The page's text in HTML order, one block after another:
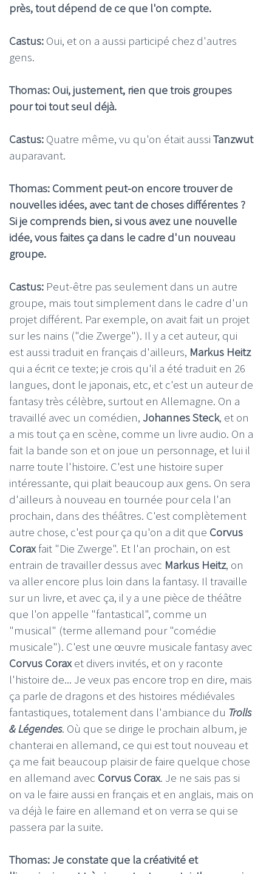
près, tout dépend de ce que l'on compte.
Castus: Oui, et on a aussi participé chez d'autres
gens.
Thomas: Oui, justement, rien que trois groupes
pour toi tout seul déjà.
Castus: Quatre même, vu qu'on était aussi Tanzwut
auparavant.
Thomas: Comment peut-on encore trouver de
nouvelles idées, avec tant de choses différentes ?
Si je comprends bien, si vous avez une nouvelle
idée, vous faites ça dans le cadre d'un nouveau
groupe.
Castus: Peut-être pas seulement dans un autre
groupe, mais tout simplement dans le cadre d'un
projet différent. Par exemple, on avait fait un projet
sur les nains ("die Zwerge"). Il y a cet auteur, qui
est aussi traduit en français d'ailleurs, Markus Heitz
qui a écrit ce texte; je crois qu'il a été traduit en 26
langues, dont le japonais, etc, et c'est un auteur de
fantasy très célèbre, surtout en Allemagne. On a
travaillé avec un comédien, Johannes Steck, et on
a mis tout ça en scène, comme un livre audio. On a
fait la bande son et on joue un personnage, et lui il
narre toute l'histoire. C'est une histoire super
intéressante, qui plait beaucoup aux gens. On sera
d'ailleurs à nouveau en tournée pour cela l'an
prochain, dans des théâtres. C'est complètement
autre chose, c'est pour ça qu'on a dit que Corvus
Coraxfait "Die Zwerge". Et l'an prochain, on est
entrain de travailler dessus avec Markus Heitz, on
va aller encore plus loin dans la fantasy. Il travaille
sur un livre, et avec ça, il y a une pièce de théâtre
que l'on appelle "fantastical", comme un
"musical" (terme allemand pour "comédie
musicale"). C'est une œuvre musicale fantasy avec
Corvus Coraxet divers invités, et on y raconte
l'histoire de... Je veux pas encore trop en dire, mais
ça parle de dragons et des histoires médiévales
fantastiques, totalement dans l'ambiance du Trolls
& Légendes. Où que se dirige le prochain album, je
chanterai en allemand, ce qui est tout nouveau et
ça me fait beaucoup plaisir de faire quelque chose
en allemand avec Corvus Corax. Je ne sais pas si
on va le faire aussi en français et en anglais, mais on
va déjà le faire en allemand et on verra se qui se
passera par la suite.
Thomas: Je constate que la créativité et